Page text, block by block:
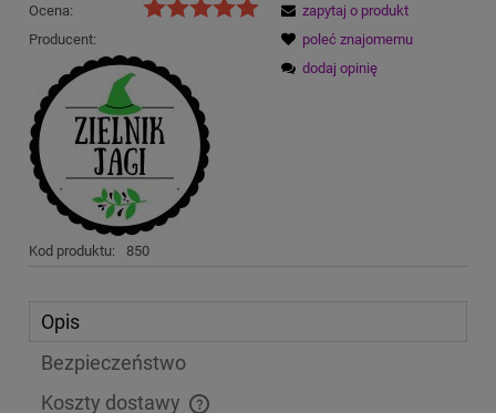
Ocena:
Producent:
Kod produktu: 850
zapytaj o produkt
poleć znajomemu
dodaj opinię
Opis
Bezpieczeństwo
Koszty dostawy